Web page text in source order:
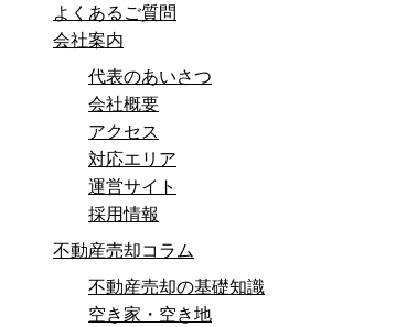
よくあるご質問
会社案内
代表のあいさつ
会社概要
アクセス
対応エリア
運営サイト
採用情報
不動産売却コラム
不動産売却の基礎知識
空き家・空き地